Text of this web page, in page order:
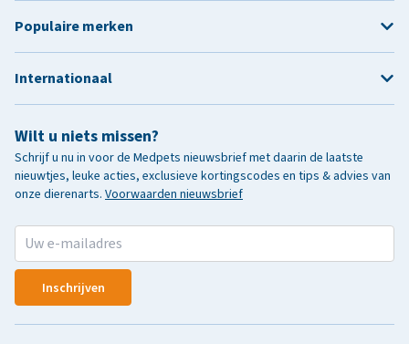
Wilt u niets missen?
Schrijf u nu in voor de Medpets nieuwsbrief met daarin de laatste
nieuwtjes, leuke acties, exclusieve kortingscodes en tips & advies van
onze dierenarts. Voorwaarden nieuwsbrief
Inschrijven
Populaire merken
Internationaal